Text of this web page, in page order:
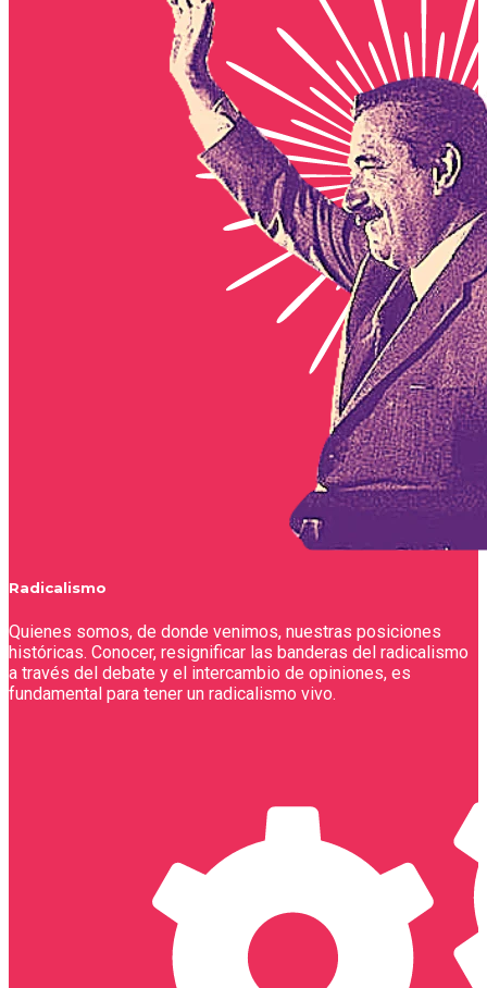
Radicalismo
Quienes somos, de donde venimos, nuestras posiciones
históricas. Conocer, resignificar las banderas del radicalismo
a través del debate y el intercambio de opiniones, es
fundamental para tener un radicalismo vivo.